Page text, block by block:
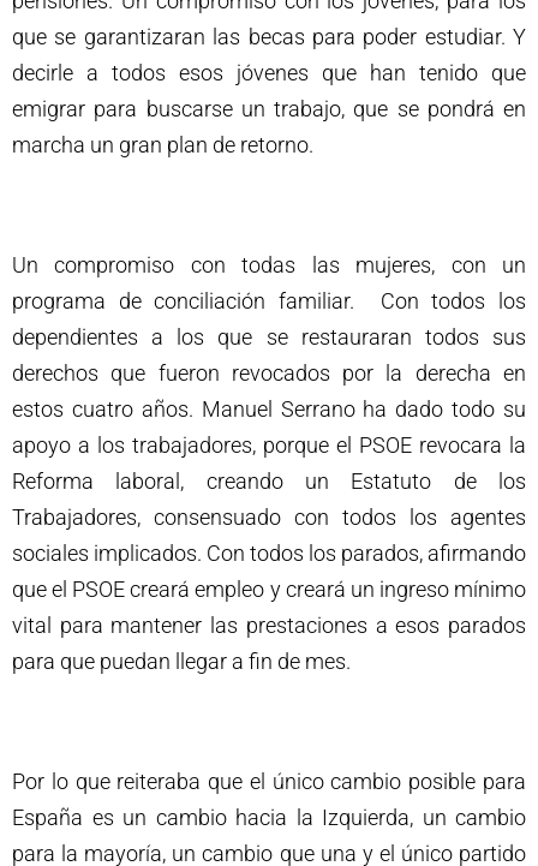
que se garantizaran las becas para poder estudiar. Y
decirle a todos esos jóvenes que han tenido que
emigrar para buscarse un trabajo, que se pondrá en
marcha un gran plan de retorno.
Un compromiso con todas las mujeres, con un
programa de conciliación familiar. Con todos los
dependientes a los que se restauraran todos sus
derechos que fueron revocados por la derecha en
estos cuatro años. Manuel Serrano ha dado todo su
apoyo a los trabajadores, porque el PSOE revocara la
Reforma laboral, creando un Estatuto de los
Trabajadores, consensuado con todos los agentes
sociales implicados. Con todos los parados, afirmando
que el PSOE creará empleo y creará un ingreso mínimo
vital para mantener las prestaciones a esos parados
para que puedan llegar a fin de mes.
Por lo que reiteraba que el único cambio posible para
España es un cambio hacia la Izquierda, un cambio
para la mayoría, un cambio que una y el único partido